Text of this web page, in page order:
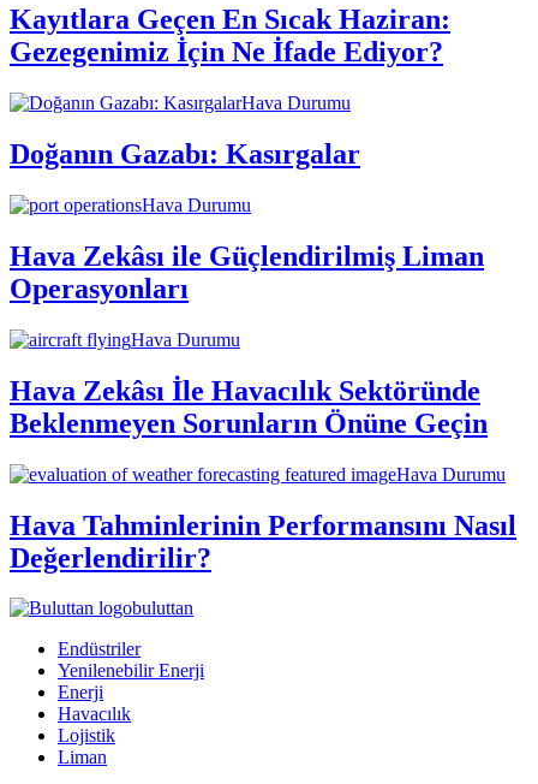
Kayıtlara Geçen En Sıcak Haziran:
Gezegenimiz İçin Ne İfade Ediyor?
Hava Durumu
Doğanın Gazabı: Kasırgalar
Hava Durumu
Hava Zekâsı ile Güçlendirilmiş Liman
Operasyonları
Hava Durumu
Hava Zekâsı İle Havacılık Sektöründe
Beklenmeyen Sorunların Önüne Geçin
Hava Durumu
Hava Tahminlerinin Performansını Nasıl
Değerlendirilir?
buluttan
Endüstriler
Yenilenebilir Enerji
Enerji
Havacılık
Lojistik
Liman